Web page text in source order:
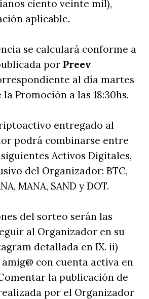
ciento veinte mil),
aplicable.
se calculará conforme a
por Preev
al día martes
Promoción a las 18:30hs.
entregado al
podrá combinarse entre
Activos Digitales,
del Organizador: BTC,
MANA, SAND y DOT.
del sorteo serán las
al Organizador en su
detallada en IX. ii)
con cuenta activa en
la publicación de
por el Organizador